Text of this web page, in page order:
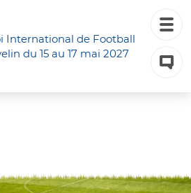
International de Football
du 15 au 17 mai 2027